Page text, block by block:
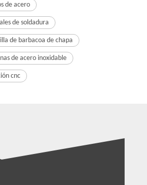
de acero
de soldadura
de barbacoa de chapa
de acero inoxidable
cnc